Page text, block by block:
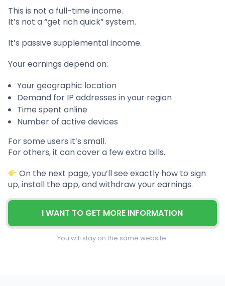
This is not a full-time income.
It’s not a “get rich quick” system.
It’s passive supplemental income.
Your earnings depend on:
Your geographic location
Demand for IP addresses in your region
Time spent online
Number of active devices
For some users it’s small.
For others, it can cover a few extra bills.
On the next page, you’ll see exactly how to sign
up, install the app, and withdraw your earnings.
I WANT TO GET MORE INFORMATION
You will stay on the same website.